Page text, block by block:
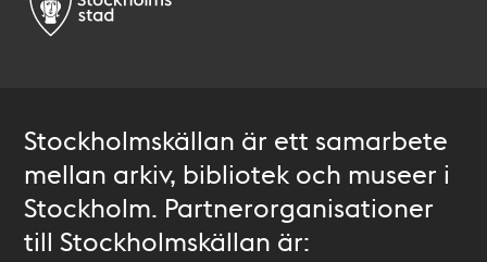
Stockholmskällan är ett samarbete
mellan arkiv, bibliotek och museer i
Stockholm. Partnerorganisationer
till Stockholmskällan är: